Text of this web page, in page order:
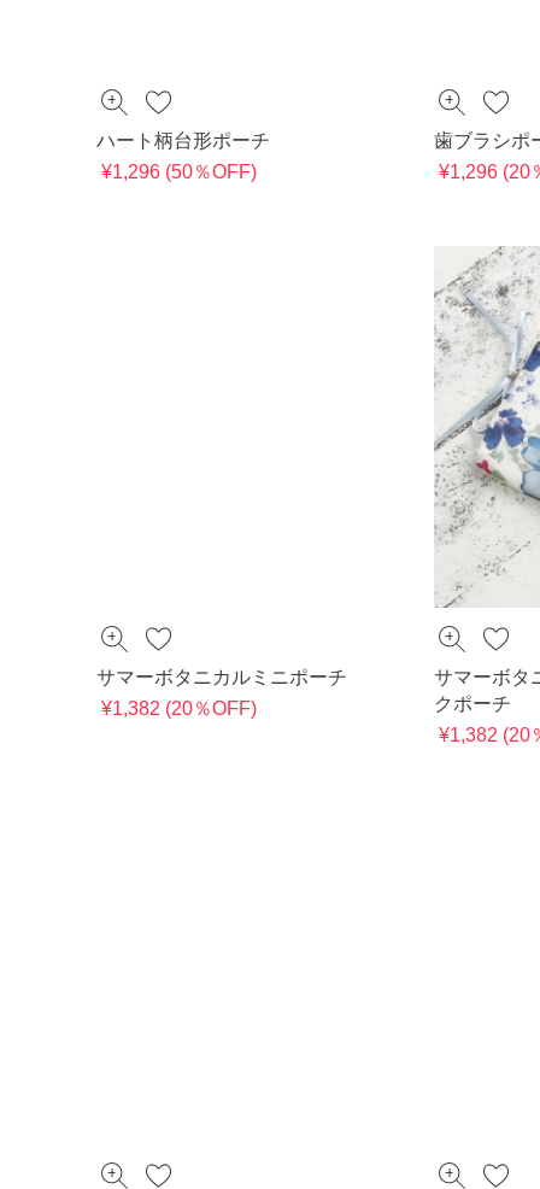
ハート柄台形ポーチ
¥1,296 (50％OFF)
歯ブラシポ
¥1,296 (20
サマーボタニカルミニポーチ
¥1,382 (20％OFF)
サマーボタ
クポーチ
¥1,382 (20